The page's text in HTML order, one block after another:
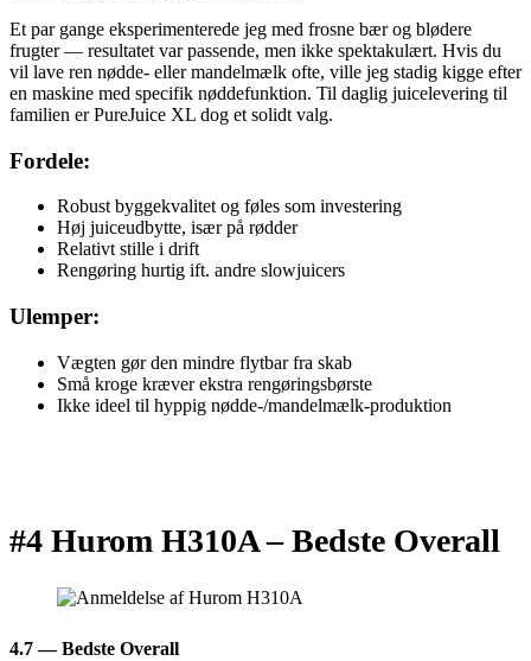
Et par gange eksperimenterede jeg med frosne bær og blødere
frugter — resultatet var passende, men ikke spektakulært. Hvis du
vil lave ren nødde- eller mandelmælk ofte, ville jeg stadig kigge efter
en maskine med specifik nøddefunktion. Til daglig juicelevering til
familien er PureJuice XL dog et solidt valg.
Fordele:
Robust byggekvalitet og føles som investering
Høj juiceudbytte, især på rødder
Relativt stille i drift
Rengøring hurtig ift. andre slowjuicers
Ulemper:
Vægten gør den mindre flytbar fra skab
Små kroge kræver ekstra rengøringsbørste
Ikke ideel til hyppig nødde-/mandelmælk-produktion
#4 Hurom H310A –Bedste Overall
4.7 — Bedste Overall